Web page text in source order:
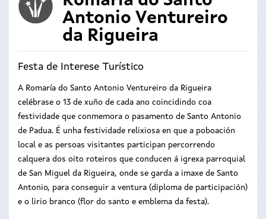
Antonio Ventureiro
da Rigueira
Festa de Interese Turístico
A Romaría do Santo Antonio Ventureiro da Rigueira
celébrase o 13 de xuño de cada ano coincidindo coa
festividade que conmemora o pasamento de Santo Antonio
de Padua. É unha festividade relixiosa en que a poboación
local e as persoas visitantes participan percorrendo
calquera dos oito roteiros que conducen á igrexa parroquial
de San Miguel da Rigueira, onde se garda a imaxe de Santo
Antonio, para conseguir a ventura (diploma de participación)
e o lirio branco (flor do santo e emblema da festa).